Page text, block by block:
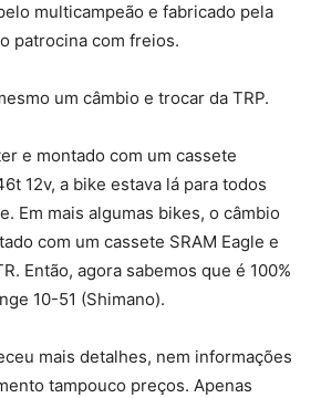
multicampeão e fabricado pela
patrocina com freios.
um câmbio e trocar da TRP.
e montado com um cassete
12v, a bike estava lá para todos
Em mais algumas bikes, o câmbio
com um cassete SRAM Eagle e
Então, agora sabemos que é 100%
10-51 (Shimano).
mais detalhes, nem informações
tampouco preços. Apenas